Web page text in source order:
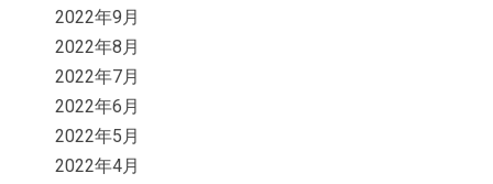
2022年9月
2022年8月
2022年7月
2022年6月
2022年5月
2022年4月